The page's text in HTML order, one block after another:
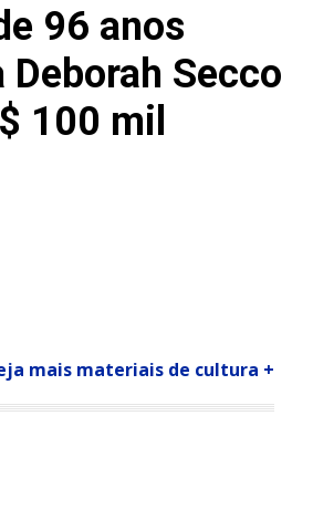
96 anos
Deborah Secco
100 mil
mais materiais de cultura +